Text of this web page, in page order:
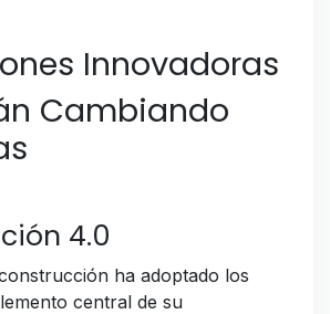
Innovadoras
Cambiando
4.0
ha adoptado los
central de su